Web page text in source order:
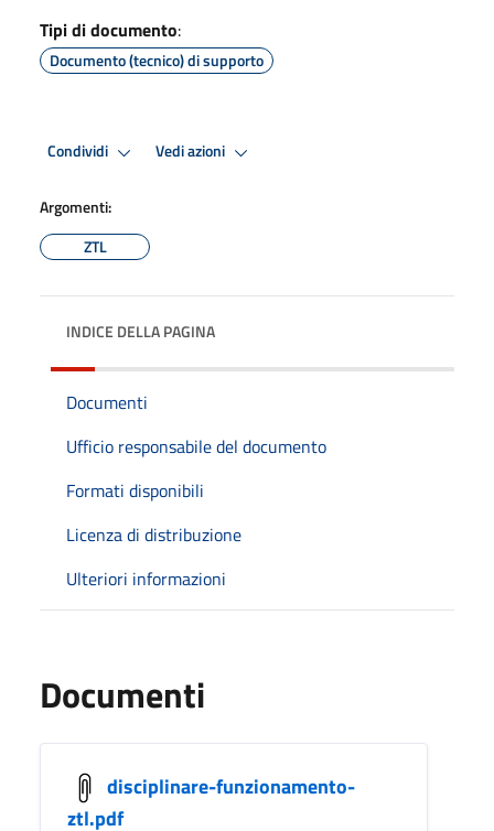
Tipi di documento:
Documento (tecnico) di supporto
Condividi Vedi azioni
Argomenti:
ZTL
INDICE DELLA PAGINA
Documenti
Ufficio responsabile del documento
Formati disponibili
Licenza di distribuzione
Ulteriori informazioni
Documenti
disciplinare-funzionamento-
ztl.pdf